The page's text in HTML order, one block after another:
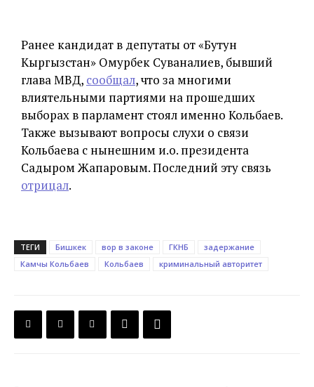
Ранее кандидат в депутаты от «Бутун
Кыргызстан» Омурбек Суваналиев, бывший
глава МВД, сообщал, что за многими
влиятельными партиями на прошедших
выборах в парламент стоял именно Кольбаев.
Также вызывают вопросы слухи о связи
Кольбаева с нынешним и.о. президента
Садыром Жапаровым. Последний эту связь
отрицал.
ТЕГИ Бишкек вор в законе ГКНБ
задержание
Камчы Кольбаев
Кольбаев криминальный авторитет